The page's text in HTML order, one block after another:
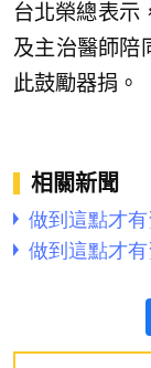
台北榮總表示
及主治醫師陪
此鼓勵器捐。
相關新聞